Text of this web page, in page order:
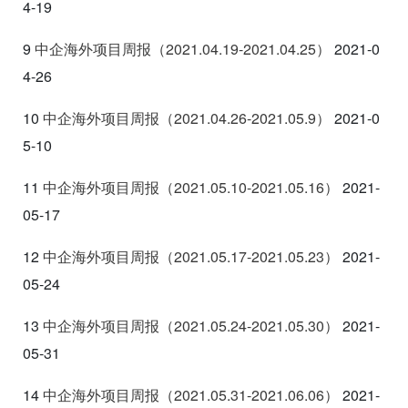
4-19
9 中企海外项目周报（2021.04.19-2021.04.25）
2021-0
4-26
10 中企海外项目周报（2021.04.26-2021.05.9）
2021-0
5-10
11 中企海外项目周报（2021.05.10-2021.05.16）
2021-
05-17
12 中企海外项目周报（2021.05.17-2021.05.23）
2021-
05-24
13 中企海外项目周报（2021.05.24-2021.05.30）
2021-
05-31
14 中企海外项目周报（2021.05.31-2021.06.06） 2021-